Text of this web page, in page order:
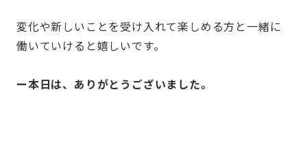
変化や新しいことを受け入れて楽しめる方と一緒に
働いていけると嬉しいです。
ー本日は、ありがとうございました。